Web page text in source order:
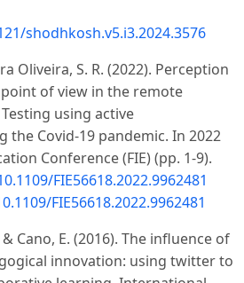
shodhkosh.v5.i3.2024.3576
Oliveira, S. R. (2022). Perception
of view in the remote
using active
Covid-19 pandemic. In 2022
Conference (FIE) (pp. 1-9).
FIE56618.2022.9962481
FIE56618.2022.9962481
Cano, E. (2016). The influence of
innovation: using twitter to